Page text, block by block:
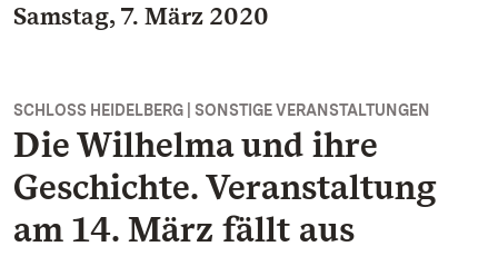
Samstag, 7. März 2020
SCHLOSS HEIDELBERG | SONSTIGE VERANSTALTUNGEN
Die Wilhelma und ihre
Geschichte. Veranstaltung
am 14. März fällt aus